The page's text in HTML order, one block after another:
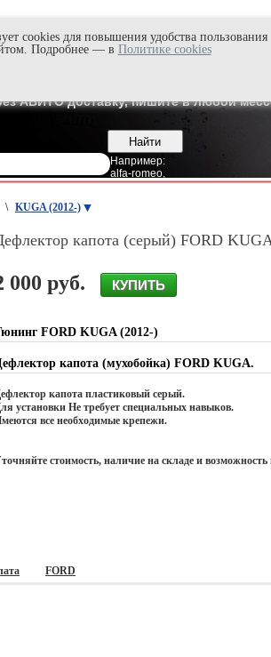
АВИТО доставку, пишите в любой
Например:
alfa-romeo,
\ KUGA (2012-)
капота (серый) FORD
000 руб.
FORD KUGA (2012-)
капота (мухобойка) FORD KUGA.
капота пластиковый серый.
установки Не требует специальных навыков.
все необходимые крепежи.
стоимость, наличие на складе и возможность
FORD
cookies для повышения удобства пользования
Подробнее — в Политике cookies